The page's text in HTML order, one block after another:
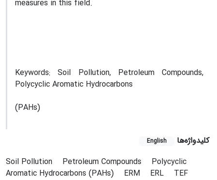
measures in this field.
Keywords: Soil Pollution, Petroleum Compounds,
Polycyclic Aromatic Hydrocarbons
(PAHs)
کلیدواژه‌ها English
Soil Pollution Petroleum Compounds
Polycyclic
Aromatic Hydrocarbons (PAHs)
ERM ERL
TEF